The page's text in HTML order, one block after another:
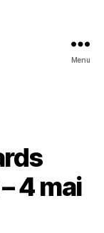
Menu
4 mai